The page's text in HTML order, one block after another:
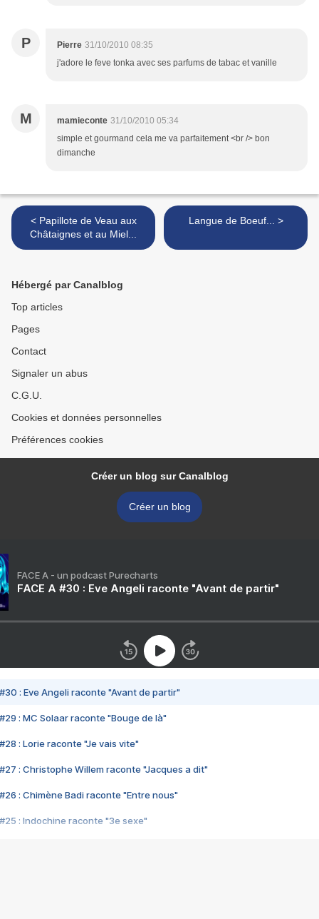
P Pierre 31/10/2010 08:35
j'adore le feve tonka avec ses parfums de tabac et vanille
M mamieconte 31/10/2010 05:34
simple et gourmand cela me va parfaitement <br /> bon
dimanche
< Papillote de Veau aux
Châtaignes et au Miel...
Langue de Boeuf... >
Hébergé par Canalblog
Top articles
Pages
Contact
Signaler un abus
C.G.U.
Cookies et données personnelles
Préférences cookies
Créer un blog sur Canalblog
Créer un blog
FACE A - un podcast Purecharts
FACE A #30 : Eve Angeli raconte "Avant de partir"
#30 : Eve Angeli raconte "Avant de partir"
#29 : MC Solaar raconte "Bouge de là"
#28 : Lorie raconte "Je vais vite"
#27 : Christophe Willem raconte "Jacques a dit"
#26 : Chimène Badi raconte "Entre nous"
#25 : Indochine raconte "3e sexe"